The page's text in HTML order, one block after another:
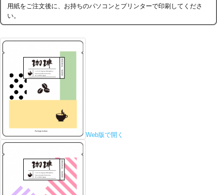
用紙をご注文後に、お持ちのパソコンとプリンターで印刷してくださ
い。
Web版で開く